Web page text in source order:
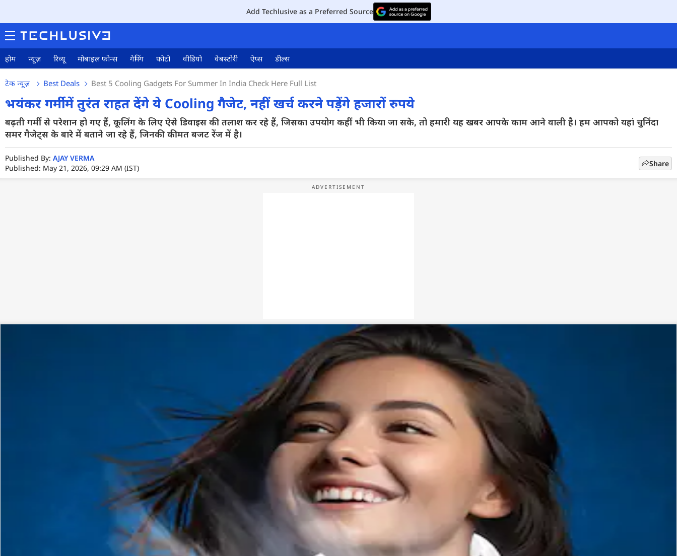
Add Techlusive as a Preferred Source
होम न्यूज़ रिव्यू मोबाइल फोन्स गेमिंग फोटो वीडियो वेबस्टोरी ऐप्स डील्स
टेक न्यूज़ Best Deals Best 5 Cooling Gadgets For Summer In India Check Here Full List
भयंकर गर्मी में तुरंत राहत देंगे ये Cooling गैजेट, नहीं खर्च करने पड़ेंगे हजारों रुपये
बढ़ती गर्मी से परेशान हो गए हैं, कूलिंग के लिए ऐसे डिवाइस की तलाश कर रहे हैं, जिसका उपयोग कहीं भी किया जा सके, तो हमारी यह खबर आपके काम आने वाली है। हम आपको यहां चुनिंदा
समर गैजेट्स के बारे में बताने जा रहे हैं, जिनकी कीमत बजट रेंज में है।
Published By: AJAY VERMA
Published: May 21, 2026, 09:29 AM (IST)
Share